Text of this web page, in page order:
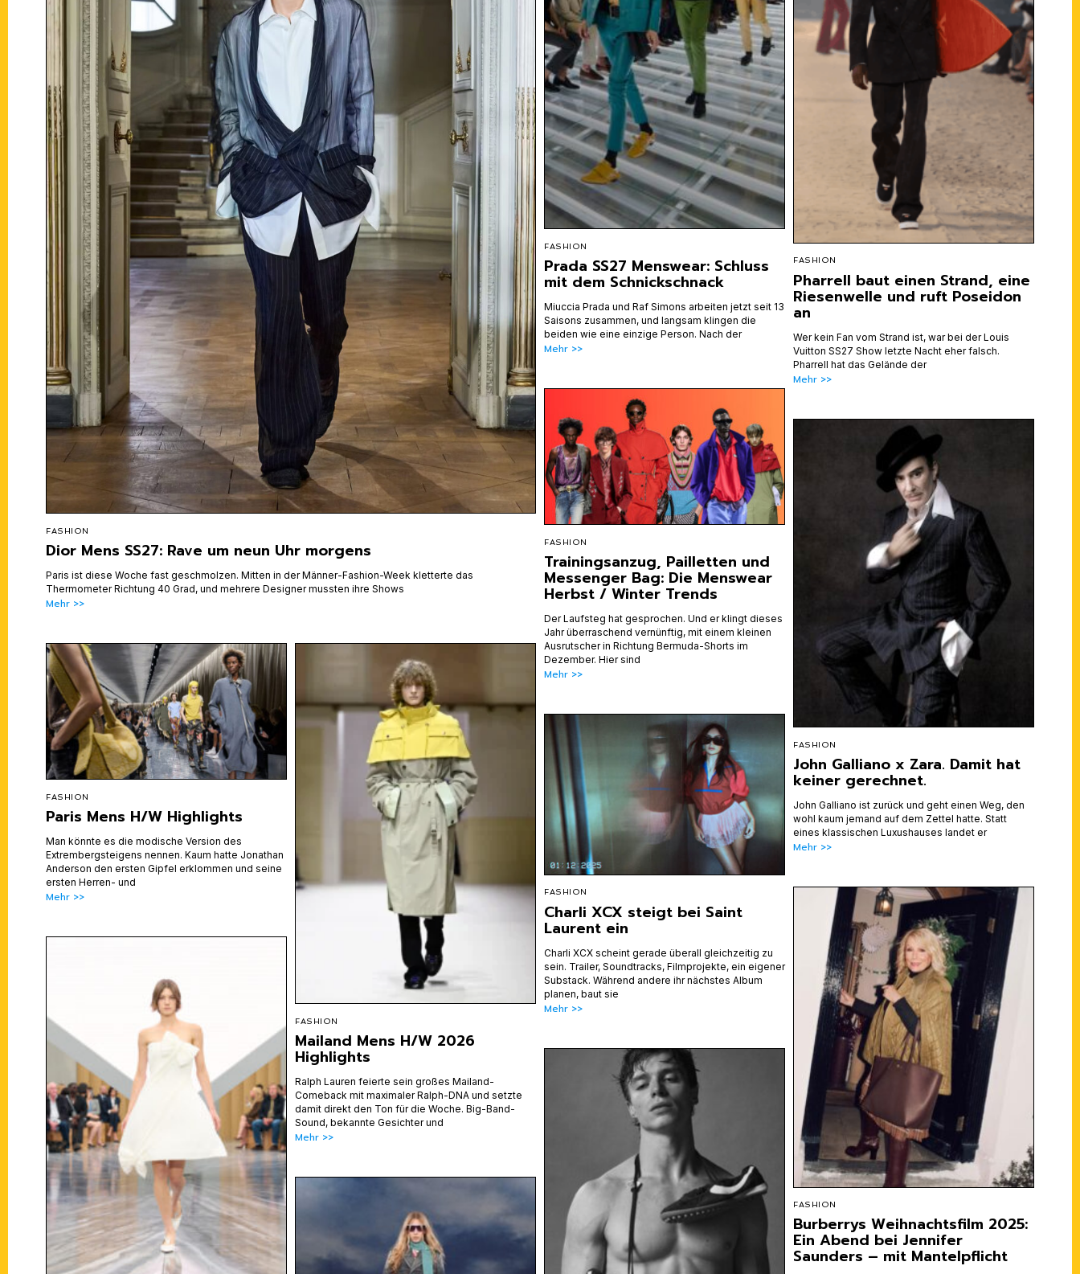
FASHION
Dior Mens SS27: Rave um neun Uhr morgens
Paris ist diese Woche fast geschmolzen. Mitten in der Männer-Fashion-Week kletterte das
Thermometer Richtung 40 Grad, und mehrere Designer mussten ihre Shows
Mehr >>
FASHION
Prada SS27 Menswear: Schluss
mit dem Schnickschnack
Miuccia Prada und Raf Simons arbeiten jetzt seit 13
Saisons zusammen, und langsam klingen die
beiden wie eine einzige Person. Nach der
Mehr >>
FASHION
Pharrell baut einen Strand, eine
Riesenwelle und ruft Poseidon
an
Wer kein Fan vom Strand ist, war bei der Louis
Vuitton SS27 Show letzte Nacht eher falsch.
Pharrell hat das Gelände der
Mehr >>
FASHION
Trainingsanzug, Pailletten und
Messenger Bag: Die Menswear
Herbst / Winter Trends
Der Laufsteg hat gesprochen. Und er klingt dieses
Jahr überraschend vernünftig, mit einem kleinen
Ausrutscher in Richtung Bermuda-Shorts im
Dezember. Hier sind
Mehr >>
FASHION
John Galliano x Zara. Damit hat
keiner gerechnet.
John Galliano ist zurück und geht einen Weg, den
wohl kaum jemand auf dem Zettel hatte. Statt
eines klassischen Luxushauses landet er
Mehr >>
FASHION
Paris Mens H/W Highlights
Man könnte es die modische Version des
Extrembergsteigens nennen. Kaum hatte Jonathan
Anderson den ersten Gipfel erklommen und seine
ersten Herren- und
Mehr >>
FASHION
Mailand Mens H/W 2026
Highlights
Ralph Lauren feierte sein großes Mailand-
Comeback mit maximaler Ralph-DNA und setzte
damit direkt den Ton für die Woche. Big-Band-
Sound, bekannte Gesichter und
Mehr >>
FASHION
Charli XCX steigt bei Saint
Laurent ein
Charli XCX scheint gerade überall gleichzeitig zu
sein. Trailer, Soundtracks, Filmprojekte, ein eigener
Substack. Während andere ihr nächstes Album
planen, baut sie
Mehr >>
FASHION
Burberrys Weihnachtsfilm 2025:
Ein Abend bei Jennifer
Saunders – mit Mantelpflicht